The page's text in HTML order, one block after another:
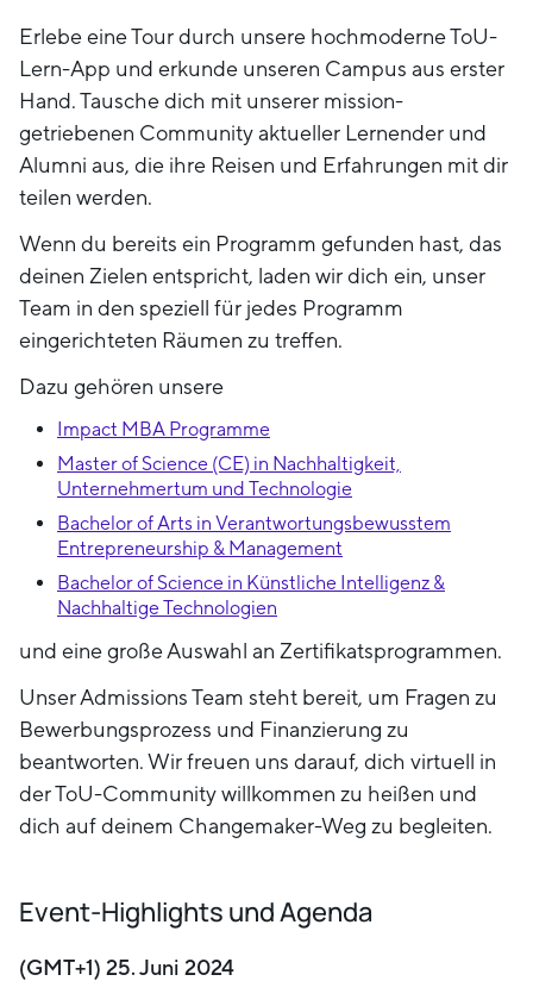
Erlebe eine Tour durch unsere hochmoderne ToU-
Lern-App und erkunde unseren Campus aus erster
Hand. Tausche dich mit unserer mission-
getriebenen Community aktueller Lernender und
Alumni aus, die ihre Reisen und Erfahrungen mit dir
teilen werden.
Wenn du bereits ein Programm gefunden hast, das
deinen Zielen entspricht, laden wir dich ein, unser
Team in den speziell für jedes Programm
eingerichteten Räumen zu treffen.
Dazu gehören unsere
Impact MBA Programme
Master of Science (CE) in Nachhaltigkeit,
Unternehmertum und Technologie
Bachelor of Arts in Verantwortungsbewusstem
Entrepreneurship & Management
Bachelor of Science in Künstliche Intelligenz &
Nachhaltige Technologien
und eine große Auswahl an Zertifikatsprogrammen.
Unser Admissions Team steht bereit, um Fragen zu
Bewerbungsprozess und Finanzierung zu
beantworten. Wir freuen uns darauf, dich virtuell in
der ToU-Community willkommen zu heißen und
dich auf deinem Changemaker-Weg zu begleiten.
Event-Highlights und Agenda
(GMT+1) 25. Juni 2024